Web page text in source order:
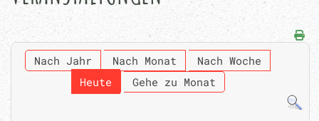
Nach Jahr Nach Monat
Nach Woche
Heute
Gehe zu Monat